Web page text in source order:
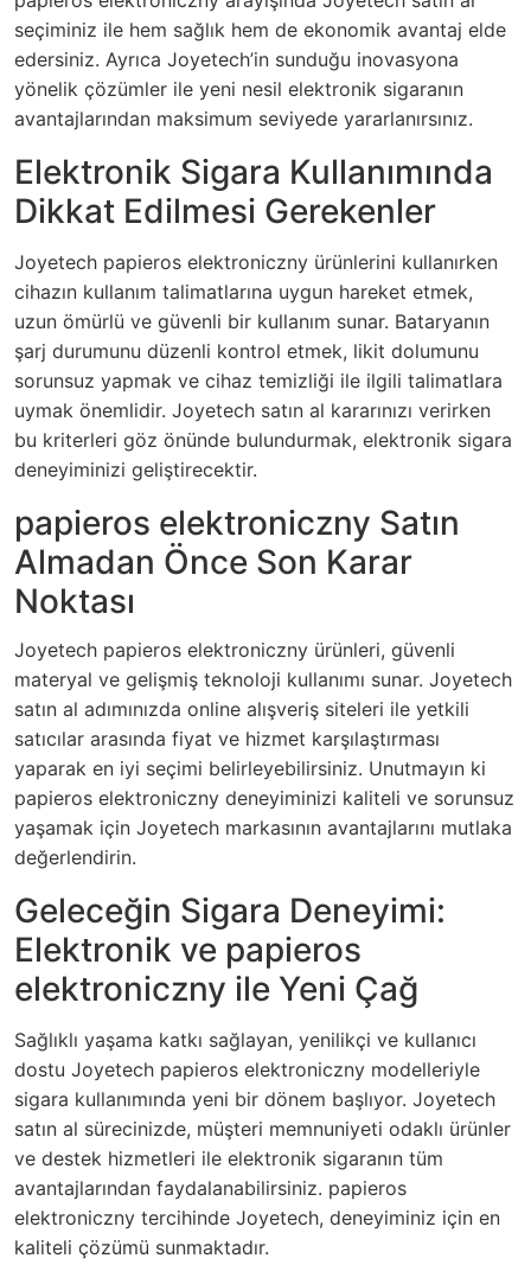
seçiminiz ile hem sağlık hem de ekonomik avantaj elde
edersiniz. Ayrıca Joyetech’in sunduğu inovasyona
yönelik çözümler ile yeni nesil elektronik sigaranın
avantajlarından maksimum seviyede yararlanırsınız.
Elektronik Sigara Kullanımında
Dikkat Edilmesi Gerekenler
Joyetech papieros elektroniczny ürünlerini kullanırken
cihazın kullanım talimatlarına uygun hareket etmek,
uzun ömürlü ve güvenli bir kullanım sunar. Bataryanın
şarj durumunu düzenli kontrol etmek, likit dolumunu
sorunsuz yapmak ve cihaz temizliği ile ilgili talimatlara
uymak önemlidir. Joyetech satın al kararınızı verirken
bu kriterleri göz önünde bulundurmak, elektronik sigara
deneyiminizi geliştirecektir.
papieros elektroniczny Satın
Almadan Önce Son Karar
Noktası
Joyetech papieros elektroniczny ürünleri, güvenli
materyal ve gelişmiş teknoloji kullanımı sunar. Joyetech
satın al adımınızda online alışveriş siteleri ile yetkili
satıcılar arasında fiyat ve hizmet karşılaştırması
yaparak en iyi seçimi belirleyebilirsiniz. Unutmayın ki
papieros elektroniczny deneyiminizi kaliteli ve sorunsuz
yaşamak için Joyetech markasının avantajlarını mutlaka
değerlendirin.
Geleceğin Sigara Deneyimi:
Elektronik ve papieros
elektroniczny ile Yeni Çağ
Sağlıklı yaşama katkı sağlayan, yenilikçi ve kullanıcı
dostu Joyetech papieros elektroniczny modelleriyle
sigara kullanımında yeni bir dönem başlıyor. Joyetech
satın al sürecinizde, müşteri memnuniyeti odaklı ürünler
ve destek hizmetleri ile elektronik sigaranın tüm
avantajlarından faydalanabilirsiniz. papieros
elektroniczny tercihinde Joyetech, deneyiminiz için en
kaliteli çözümü sunmaktadır.